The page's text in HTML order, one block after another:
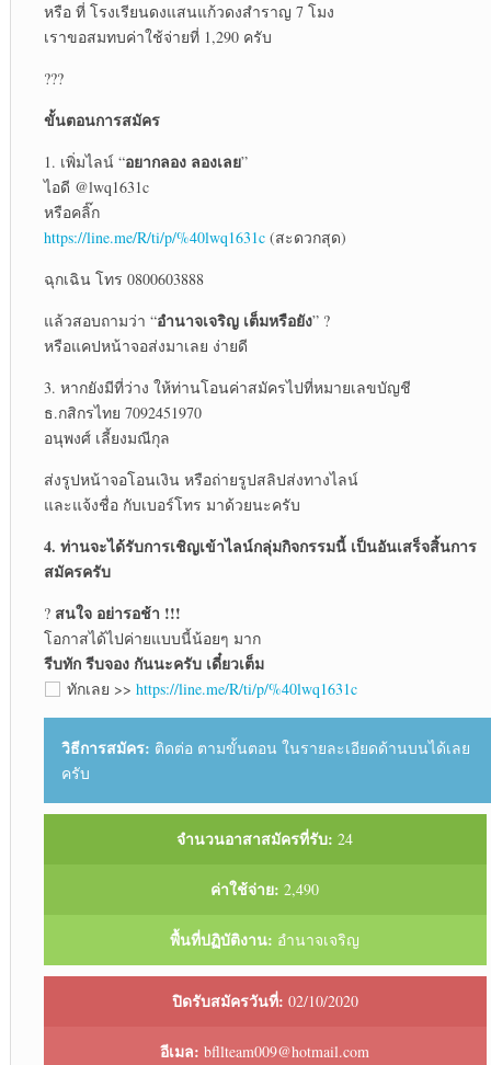
หรือ ที่ โรงเรียนดงแสนแก้วดงสำราญ 7 โมง
เราขอสมทบค่าใช้จ่ายที่ 1,290 ครับ
???
ขั้นตอนการสมัคร
1. เพิ่มไลน์ “อยากลอง ลองเลย”
ไอดี @lwq1631c
หรือคลิ๊ก
https://line.me/R/ti/p/%40lwq1631c(สะดวกสุด)
ฉุกเฉิน โทร 0800603888
แล้วสอบถามว่า “อำนาจเจริญ เต็มหรือยัง” ?
หรือแคปหน้าจอส่งมาเลย ง่ายดี
3. หากยังมีที่ว่าง ให้ท่านโอนค่าสมัครไปที่หมายเลขบัญชี
ธ.กสิกรไทย 7092451970
อนุพงศ์ เลี้ยงมณีกุล
ส่งรูปหน้าจอโอนเงิน หรือถ่ายรูปสลิปส่งทางไลน์
และแจ้งชื่อ กับเบอร์โทร มาด้วยนะครับ
4. ท่านจะได้รับการเชิญเข้าไลน์กลุ่มกิจกรรมนี้ เป็นอันเสร็จสิ้นการ
สมัครครับ
? สนใจ อย่ารอช้า !!!
โอกาสได้ไปค่ายแบบนี้น้อยๆ มาก
รีบทัก รีบจอง กันนะครับ เดี๋ยวเต็ม
ทักเลย >> https://line.me/R/ti/p/%40lwq1631c
วิธีการสมัคร: ติดต่อ ตามขั้นตอน ในรายละเอียดด้านบนได้เลย
ครับ
จำนวนอาสาสมัครที่รับ: 24
ค่าใช้จ่าย: 2,490
พื้นที่ปฏิบัติงาน: อำนาจเจริญ
ปิดรับสมัครวันที่: 02/10/2020
อีเมล: bfllteam009@hotmail.com